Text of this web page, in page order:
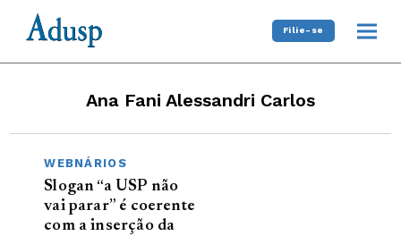
Filie-se
Ana Fani Alessandri Carlos
WEBNÁRIOS
Slogan “a USP não
vai parar” é coerente
com a inserção da